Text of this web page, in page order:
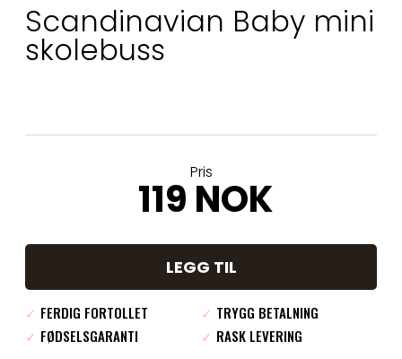
Scandinavian Baby mini
skolebuss
Pris
119 NOK
LEGG TIL
✓ FERDIG FORTOLLET ✓ TRYGG BETALNING
✓ FØDSELSGARANTI ✓ RASK LEVERING